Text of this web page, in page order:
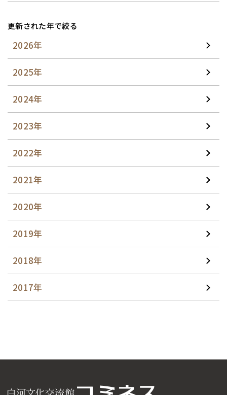
更新された年で絞る
2026年
2025年
2024年
2023年
2022年
2021年
2020年
2019年
2018年
2017年